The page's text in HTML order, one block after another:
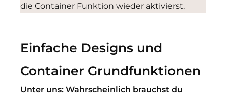
die Container Funktion wieder aktivierst.
Einfache Designs und
Container Grundfunktionen
Unter uns: Wahrscheinlich brauchst du